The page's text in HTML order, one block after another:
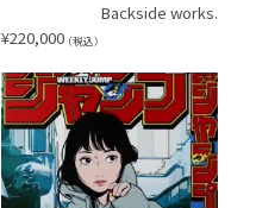
Backside works.
¥220,000 （税込）